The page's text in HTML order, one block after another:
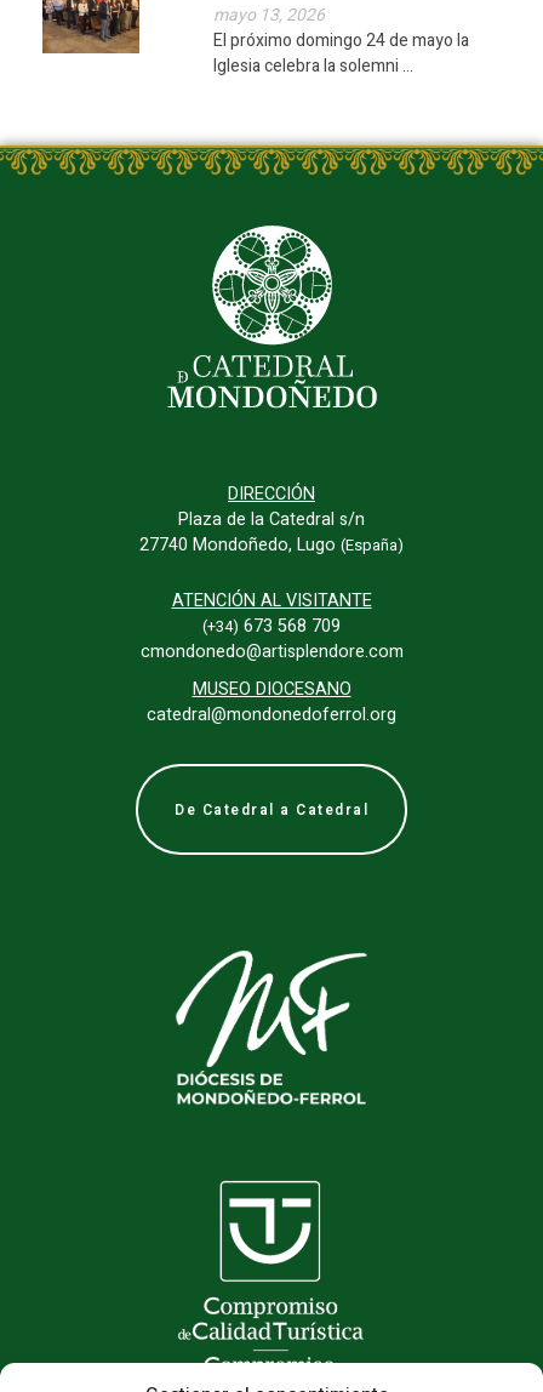
mayo 13, 2026
El próximo domingo 24 de mayo la
Iglesia celebra la solemni ...
DIRECCIÓN
Plaza de la Catedral s/n
27740 Mondoñedo, Lugo (España)
ATENCIÓN AL VISITANTE
(+34) 673 568 709
cmondonedo@artisplendore.com
MUSEO DIOCESANO
catedral@mondonedoferrol.org
De Catedral a Catedral